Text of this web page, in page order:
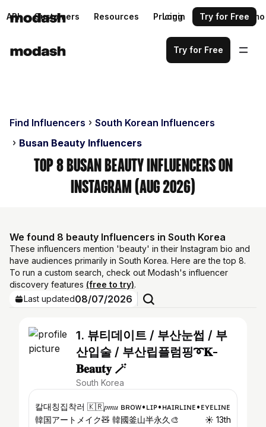
API Customers Resources Pricing Request a demo
Login Try for Free
Try for Free
Find Influencers
South Korean Influencers
Busan Beauty Influencers
Top 8 Busan Beauty Influencers on
Instagram (Aug 2026)
We found 8 beauty Influencers in South Korea
These influencers mention 'beauty' in their Instagram bio and
have audiences primarily in South Korea. Here are the top 8.
To run a custom search, check out Modash's influencer
discovery features (free to try).
Last updated08/07/2026
1. 뷰티데이트 / 부산눈썹 / 부
산입술 / 부산립플럼핑➰𝐊-
𝐁𝐞𝐚𝐮𝐭𝐲 🪄
South Korea
칼대칭집착러 🇰🇷𝑝𝑚𝑢 ʙʀᴏᴡ•ʟɪᴘ•ʜᴀɪʀʟɪɴᴇ•ᴇʏᴇʟɪɴᴇ
韓国アートメイク🧸 韓國釜山半永久🎨⠀⠀⠀⠀ ☀︎ 13th